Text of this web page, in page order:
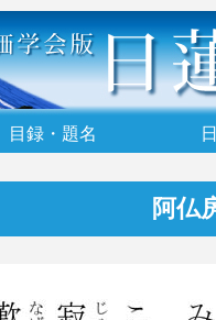
目録・題名
阿仏